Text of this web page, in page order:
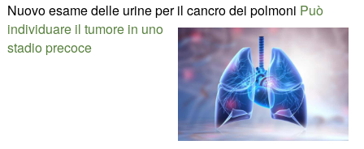
Nuovo esame delle urine per il cancro dei polmoni Può
individuare il tumore in uno
stadio precoce